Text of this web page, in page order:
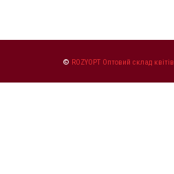
© ROZYOPT Оптовий склад квітів